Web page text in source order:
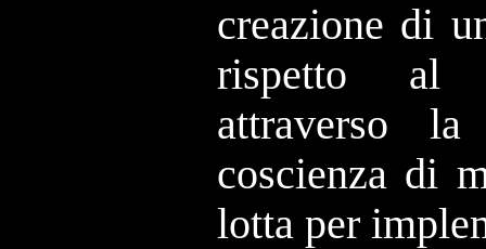
creazione di
rispetto al
attraverso
coscienza di
lotta per